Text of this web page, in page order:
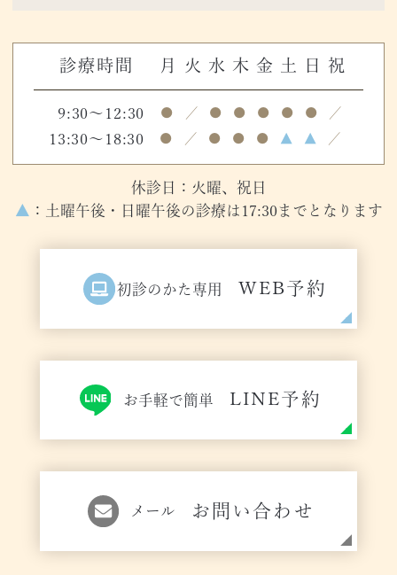
診療時間 月 火 水 木 金 土 日 祝
9:30～12:30 ● ／ ● ● ● ● ● ／
13:30～18:30 ● ／ ● ● ● ▲ ▲ ／
休診日：火曜、祝日
▲ ：土曜午後・日曜午後の診療は17:30までとなります
初診のかた専用 WEB予約
お手軽で簡単 LINE予約
メール お問い合わせ